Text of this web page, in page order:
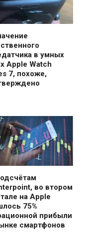
в умных
Apple Watch
7, похоже,
во втором
на Apple
75%
прибыли
смартфонов